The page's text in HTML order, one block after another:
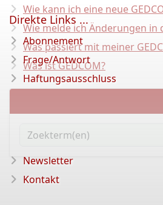
Wie kann ich eine neue
Wie melde ich Änderungen in
Was passiert mit meiner
Was ist GEDCOM?
Direkte Links ...
Abonnement
Frage/Antwort
Haftungsausschluss
Newsletter
Kontakt